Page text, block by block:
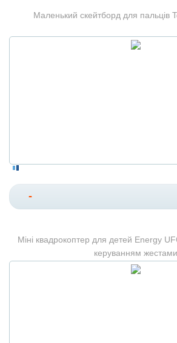
Маленький скейтборд для пальців
-
Міні квадрокоптер для детей Energy
керуванням жестами